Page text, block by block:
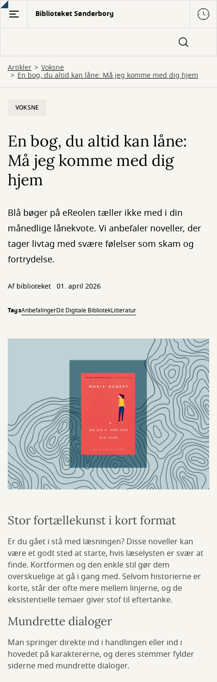
Gå
hovedindhold
Biblioteket Sønderborg
Artikler Voksne
En bog, du altid kan låne: Må jeg komme med dig hjem
VOKSNE
En bog, du altid kan låne:
Må jeg komme med dig
hjem
Blå bøger på eReolen tæller ikke med i din
månedlige lånekvote. Vi anbefaler noveller, der
tager livtag med svære følelser som skam og
fortrydelse.
Af biblioteket 01. april 2026
TagsAnbefalingerDit Digitale BibliotekLitteratur
Stor fortællekunst i kort format
Er du gået i stå med læsningen? Disse noveller kan
være et godt sted at starte, hvis læselysten er svær at
finde. Kortformen og den enkle stil gør dem
overskuelige at gå i gang med. Selvom historierne er
korte, står der ofte mere mellem linjerne, og de
eksistentielle temaer giver stof til eftertanke.
Mundrette dialoger
Man springer direkte ind i handlingen eller ind i
hovedet på karaktererne, og deres stemmer fylder
siderne med mundrette dialoger.